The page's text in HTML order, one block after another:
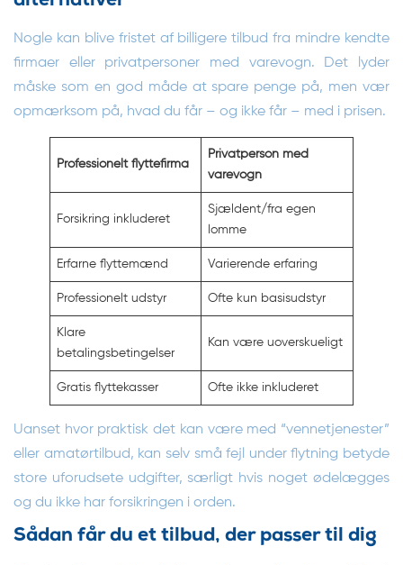
Nogle kan blive fristet af billigere tilbud fra mindre kendte
firmaer eller privatpersoner med varevogn. Det lyder
måske som en god måde at spare penge på, men vær
opmærksom på, hvad du får – og ikke får – med i prisen.
Professionelt flyttefirma
Privatperson med
varevogn
Forsikring inkluderet
Sjældent/fra egen
lomme
Erfarne flyttemænd Varierende erfaring
Professionelt udstyr Ofte kun basisudstyr
Klare
betalingsbetingelser
Kan være uoverskueligt
Gratis flyttekasser Ofte ikke inkluderet
Uanset hvor praktisk det kan være med “vennetjenester”
eller amatørtilbud, kan selv små fejl under flytning betyde
store uforudsete udgifter, særligt hvis noget ødelægges
og du ikke har forsikringen i orden.
Sådan får du et tilbud, der passer til dig